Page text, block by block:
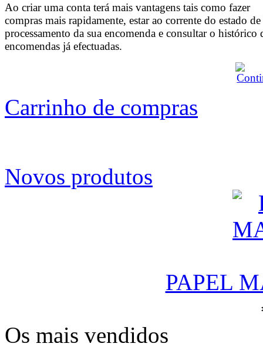
Ao criar uma conta terá mais vantagens tais como fazer
compras mais rapidamente, estar ao corrente do estado de
processamento da sua encomenda e consultar o histórico
encomendas já efectuadas.
Carrinho de compras
Novos produtos
PAPEL
Os mais vendidos